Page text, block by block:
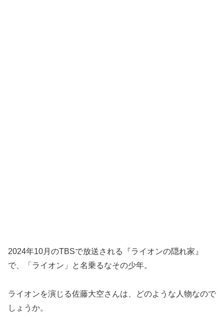
2024年10月のTBSで放送される『ライオンの隠れ家』
で、「ライオン」と名乗るなその少年。
ライオンを演じる佐藤大空さんは、どのような人物なので
しょうか。